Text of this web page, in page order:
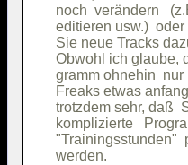
noch  verändern
editieren usw.)
Sie neue Tracks
Obwohl ich glaube,
gramm ohnehin
Freaks etwas
trotzdem sehr, daß
komplizierte
"Trainingsstunden"